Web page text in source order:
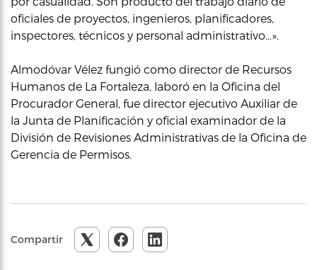
oficiales de proyectos, ingenieros, planificadores,
inspectores, técnicos y personal administrativo…».
Almodóvar Vélez fungió como director de Recursos
Humanos de La Fortaleza, laboró en la Oficina del
Procurador General, fue director ejecutivo Auxiliar de
la Junta de Planificación y oficial examinador de la
División de Revisiones Administrativas de la Oficina de
Gerencia de Permisos.
Compartir